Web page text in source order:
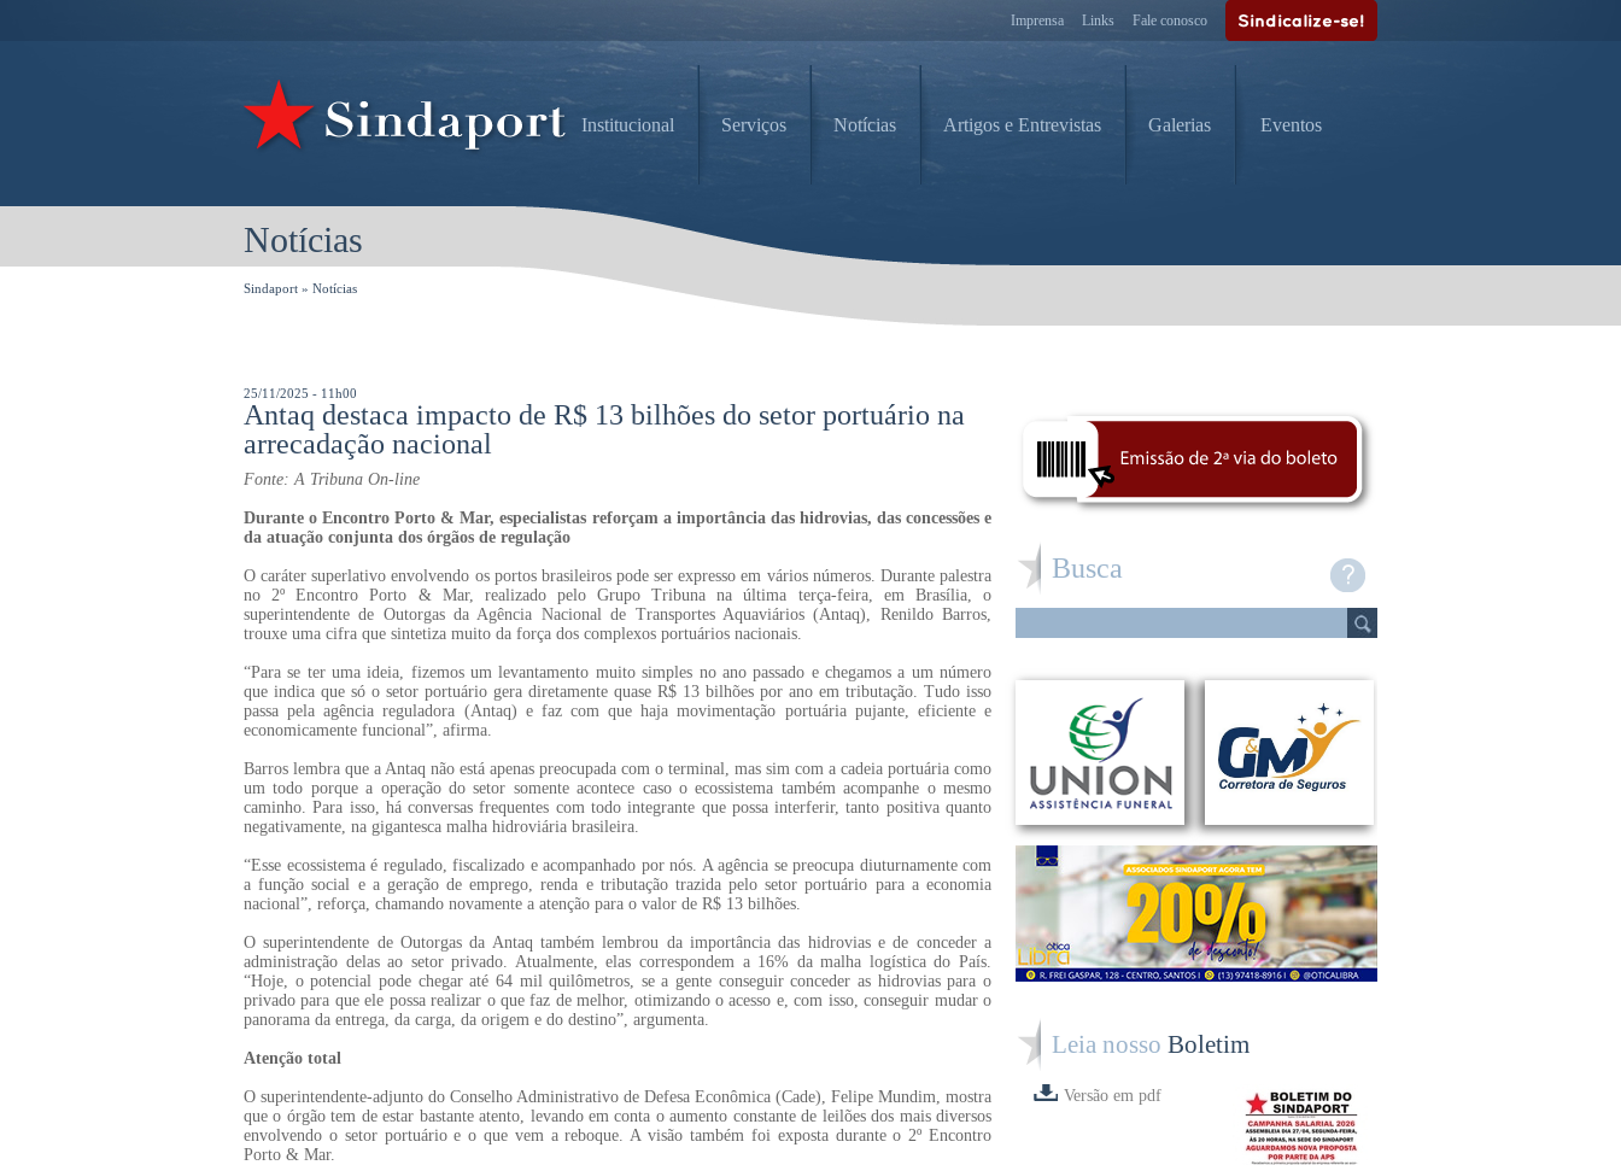
Fale conosco
Links
Imprensa
Institucional Serviços Notícias Artigos e Entrevistas Galerias Eventos
Notícias
Sindaport » Notícias
25/11/2025 - 11h00
Antaq destaca impacto de R$ 13 bilhões do setor portuário na
arrecadação nacional
Fonte: A Tribuna On-line
Durante o Encontro Porto & Mar, especialistas reforçam a importância das hidrovias, das concessões e
da atuação conjunta dos órgãos de regulação
O caráter superlativo envolvendo os portos brasileiros pode ser expresso em vários números. Durante palestra
no 2º Encontro Porto & Mar, realizado pelo Grupo Tribuna na última terça-feira, em Brasília, o
superintendente de Outorgas da Agência Nacional de Transportes Aquaviários (Antaq), Renildo Barros,
trouxe uma cifra que sintetiza muito da força dos complexos portuários nacionais.
“Para se ter uma ideia, fizemos um levantamento muito simples no ano passado e chegamos a um número
que indica que só o setor portuário gera diretamente quase R$ 13 bilhões por ano em tributação. Tudo isso
passa pela agência reguladora (Antaq) e faz com que haja movimentação portuária pujante, eficiente e
economicamente funcional”, afirma.
Barros lembra que a Antaq não está apenas preocupada com o terminal, mas sim com a cadeia portuária como
um todo porque a operação do setor somente acontece caso o ecossistema também acompanhe o mesmo
caminho. Para isso, há conversas frequentes com todo integrante que possa interferir, tanto positiva quanto
negativamente, na gigantesca malha hidroviária brasileira.
“Esse ecossistema é regulado, fiscalizado e acompanhado por nós. A agência se preocupa diuturnamente com
a função social e a geração de emprego, renda e tributação trazida pelo setor portuário para a economia
nacional”, reforça, chamando novamente a atenção para o valor de R$ 13 bilhões.
O superintendente de Outorgas da Antaq também lembrou da importância das hidrovias e de conceder a
administração delas ao setor privado. Atualmente, elas correspondem a 16% da malha logística do País.
“Hoje, o potencial pode chegar até 64 mil quilômetros, se a gente conseguir conceder as hidrovias para o
privado para que ele possa realizar o que faz de melhor, otimizando o acesso e, com isso, conseguir mudar o
panorama da entrega, da carga, da origem e do destino”, argumenta.
Atenção total
O superintendente-adjunto do Conselho Administrativo de Defesa Econômica (Cade), Felipe Mundim, mostra
que o órgão tem de estar bastante atento, levando em conta o aumento constante de leilões dos mais diversos
envolvendo o setor portuário e o que vem a reboque. A visão também foi exposta durante o 2º Encontro
Porto & Mar.
Busca
Leia nosso Boletim
Versão em pdf